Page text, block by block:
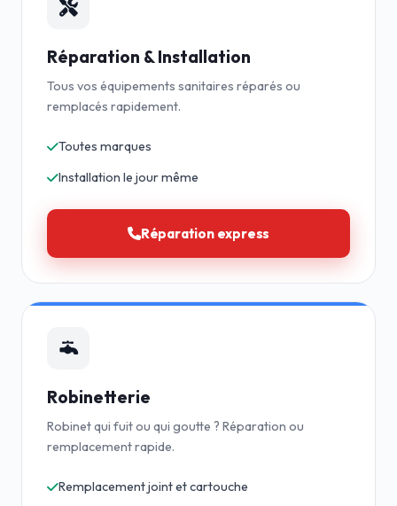
Réparation & Installation
Tous vos équipements sanitaires réparés ou
remplacés rapidement.
Toutes marques
Installation le jour même
Réparation express
Robinetterie
Robinet qui fuit ou qui goutte ? Réparation ou
remplacement rapide.
Remplacement joint et cartouche